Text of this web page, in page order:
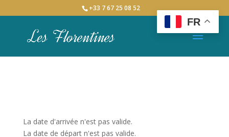
+33 7 67 25 08 52
La date d'arrivée n'est pas valide.
La date de départ n'est pas valide.
FR